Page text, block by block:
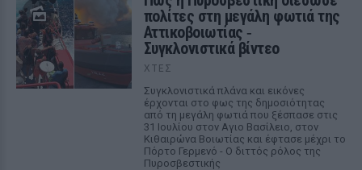
πολίτες στη μεγάλη φωτιά της
Αττικοβοιωτίας ‑
Συγκλονιστικά βίντεο
ΧΤΕΣ
Συγκλονιστικά πλάνα και εικόνες
έρχονται στο φως της δημοσιότητας
από τη μεγάλη φωτιά που ξέσπασε στις
31 Ιουλίου στον Αγιο Βασίλειο, στον
Κιθαιρώνα Βοιωτίας και έφτασε μέχρι το
Πόρτο Γερμενό - Ο διττός ρόλος της
Πυροσβεστικής